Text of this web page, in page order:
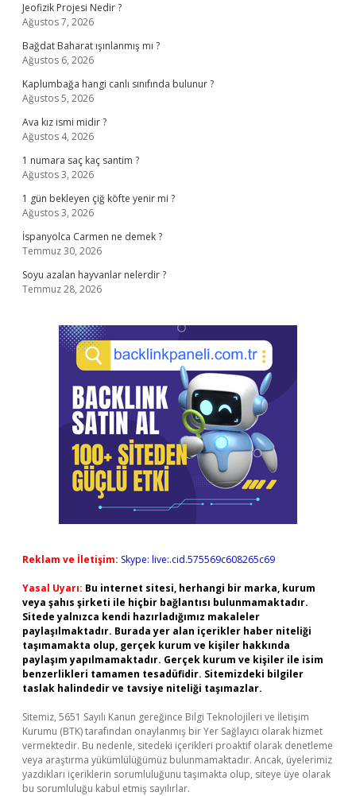
Jeofizik Projesi Nedir ?
Ağustos 7, 2026
Bağdat Baharat ışınlanmış mı ?
Ağustos 6, 2026
Kaplumbağa hangi canlı sınıfında bulunur ?
Ağustos 5, 2026
Ava kız ismi midir ?
Ağustos 4, 2026
1 numara saç kaç santim ?
Ağustos 3, 2026
1 gün bekleyen çiğ köfte yenir mi ?
Ağustos 3, 2026
İspanyolca Carmen ne demek ?
Temmuz 30, 2026
Soyu azalan hayvanlar nelerdir ?
Temmuz 28, 2026
Reklam ve İletişim: Skype: live:.cid.575569c608265c69
Yasal Uyarı: Bu internet sitesi, herhangi bir marka, kurum
veya şahıs şirketi ile hiçbir bağlantısı bulunmamaktadır.
Sitede yalnızca kendi hazırladığımız makaleler
paylaşılmaktadır. Burada yer alan içerikler haber niteliği
taşımamakta olup, gerçek kurum ve kişiler hakkında
paylaşım yapılmamaktadır. Gerçek kurum ve kişiler ile isim
benzerlikleri tamamen tesadüfidir. Sitemizdeki bilgiler
taslak halindedir ve tavsiye niteliği taşımazlar.
Sitemiz, 5651 Sayılı Kanun gereğince Bilgi Teknolojileri ve İletişim
Kurumu (BTK) tarafından onaylanmış bir Yer Sağlayıcı olarak hizmet
vermektedir. Bu nedenle, sitedeki içerikleri proaktif olarak denetleme
veya araştırma yükümlülüğümüz bulunmamaktadır. Ancak, üyelerimiz
yazdıkları içeriklerin sorumluluğunu taşımakta olup, siteye üye olarak
bu sorumluluğu kabul etmiş sayılırlar.